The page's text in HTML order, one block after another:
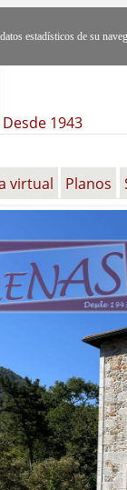
estadísticos de su
Desde 1943
virtual Planos